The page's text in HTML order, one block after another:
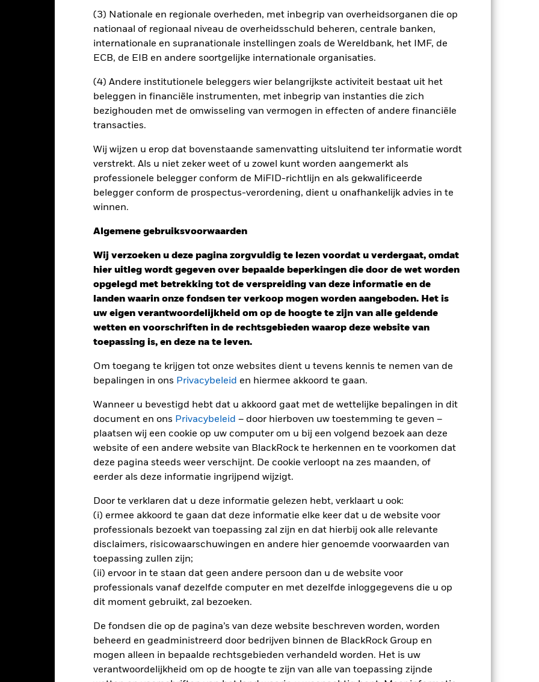
(3) Nationale en regionale overheden, met inbegrip van overheidsorganen die op
nationaal of regionaal niveau de overheidsschuld beheren, centrale banken,
internationale en supranationale instellingen zoals de Wereldbank, het IMF, de
ECB, de EIB en andere soortgelijke internationale organisaties.
(4) Andere institutionele beleggers wier belangrijkste activiteit bestaat uit het
beleggen in financiële instrumenten, met inbegrip van instanties die zich
bezighouden met de omwisseling van vermogen in effecten of andere financiële
transacties.
Wij wijzen u erop dat bovenstaande samenvatting uitsluitend ter informatie wordt
verstrekt. Als u niet zeker weet of u zowel kunt worden aangemerkt als
professionele belegger conform de MiFID-richtlijn en als gekwalificeerde
belegger conform de prospectus-verordening, dient u onafhankelijk advies in te
winnen.
Algemene gebruiksvoorwaarden
Wij verzoeken u deze pagina zorgvuldig te lezen voordat u verdergaat, omdat
hier uitleg wordt gegeven over bepaalde beperkingen die door de wet worden
opgelegd met betrekking tot de verspreiding van deze informatie en de
landen waarin onze fondsen ter verkoop mogen worden aangeboden. Het is
uw eigen verantwoordelijkheid om op de hoogte te zijn van alle geldende
wetten en voorschriften in de rechtsgebieden waarop deze website van
toepassing is, en deze na te leven.
Om toegang te krijgen tot onze websites dient u tevens kennis te nemen van de
bepalingen in ons Privacybeleid en hiermee akkoord te gaan.
Wanneer u bevestigd hebt dat u akkoord gaat met de wettelijke bepalingen in dit
document en ons Privacybeleid – door hierboven uw toestemming te geven –
plaatsen wij een cookie op uw computer om u bij een volgend bezoek aan deze
website of een andere website van BlackRock te herkennen en te voorkomen dat
deze pagina steeds weer verschijnt. De cookie verloopt na zes maanden, of
eerder als deze informatie ingrijpend wijzigt.
Door te verklaren dat u deze informatie gelezen hebt, verklaart u ook:
(i) ermee akkoord te gaan dat deze informatie elke keer dat u de website voor
professionals bezoekt van toepassing zal zijn en dat hierbij ook alle relevante
disclaimers, risicowaarschuwingen en andere hier genoemde voorwaarden van
toepassing zullen zijn;
(ii) ervoor in te staan dat geen andere persoon dan u de website voor
professionals vanaf dezelfde computer en met dezelfde inloggegevens die u op
dit moment gebruikt, zal bezoeken.
De fondsen die op de pagina’s van deze website beschreven worden, worden
beheerd en geadministreerd door bedrijven binnen de BlackRock Group en
mogen alleen in bepaalde rechtsgebieden verhandeld worden. Het is uw
verantwoordelijkheid om op de hoogte te zijn van alle van toepassing zijnde
Kerngegevens Managers Posities Documenten
Risicometer
Performance
2021-05-31 00:00:00 to 2026-07-31 00:00:00.
grafiek toont de prestatie van het product als het procentuele verlies of de winst per jaar over de
werd beheerd en het met de benchmark te vergelijken.
chart with 3 data series.
chart has 1 X axis displaying categories.
Beperkende benchmark 1 (%)
2017 2018 2019 2020 2021 2022 2023 2024 2025